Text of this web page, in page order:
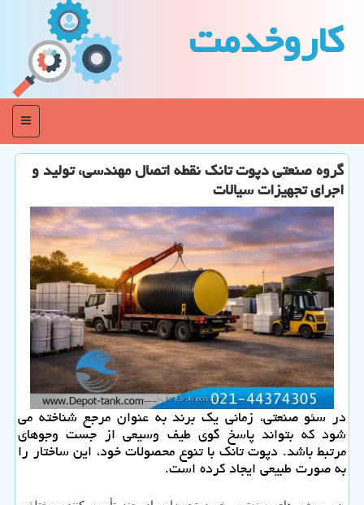
كاروخدمت
منو
گروه صنعتی دپوت تانک نقطه اتصال مهندسی، تولید و
اجرای تجهیزات سیالات
در سئو صنعتی، زمانی یک برند به عنوان مرجع شناخته می
شود که بتواند پاسخ گوی طیف وسیعی از جست وجوهای
مرتبط باشد. دپوت تانک با تنوع محصولات خود، این ساختار را
به صورت طبیعی ایجاد کرده است.